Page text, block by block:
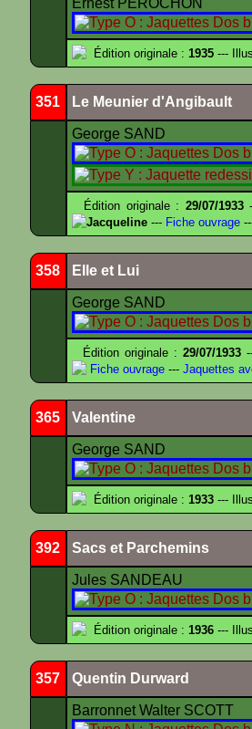
Ernest PÉROCHON
Édition originale : 1935 ---
351 Le Meunier d'Angibault
George SAND
Édition originale : 29/07/1933
Jacqueline --- Fiche ouvrage
358 Elle et Lui
George SAND
Édition originale :29/07/1933
Fiche ouvrage --- Jaquettes
365 Valentine
George SAND
Édition originale : 1933 ---
392 Sacs et Parchemins
Jules SANDEAU
Édition originale : 1936 ---
357 Quentin Durward
Barronnet Walter SCOTT